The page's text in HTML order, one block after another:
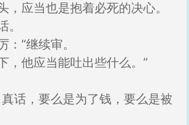
，应当也是抱着必死的决心。
。
：“继续审。
，他应当能吐出些什么。”
话，要么是为了钱，要么是被